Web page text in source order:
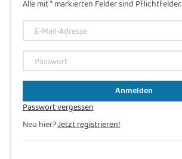
Alle mit*markierten Felder sind Pflichtfelder.
E-Mail-Adresse
Passwort
Anmelden
Passwort vergessen
Neu hier?Jetzt registrieren!